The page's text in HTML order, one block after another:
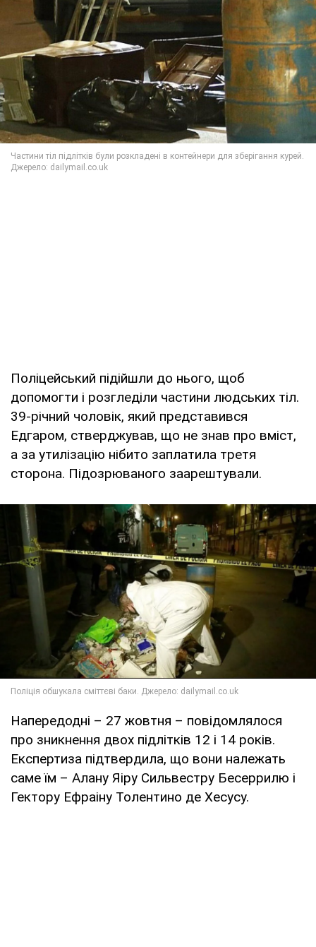
Поліцейський підійшли до нього, щоб
допомогти і розгледіли частини людських тіл.
39-річний чоловік, який представився
Едгаром, стверджував, що не знав про вміст,
а за утилізацію нібито заплатила третя
сторона. Підозрюваного заарештували.
Напередодні – 27 жовтня – повідомлялося
про зникнення двох підлітків 12 і 14 років.
Експертиза підтвердила, що вони належать
саме їм – Алану Яіру Сильвестру Бесеррилю і
Гектору Ефраіну Толентино де Хесусу.